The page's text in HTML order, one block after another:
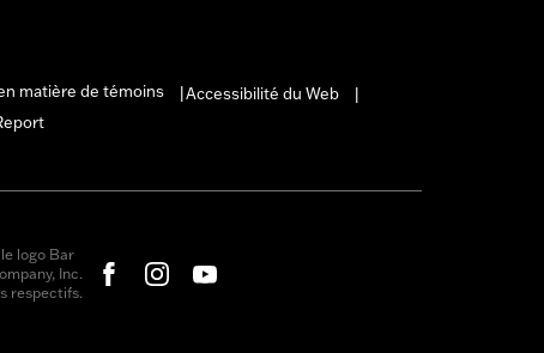
matière de témoins Accessibilité du Web
logo Bar
Inc.
respectifs.